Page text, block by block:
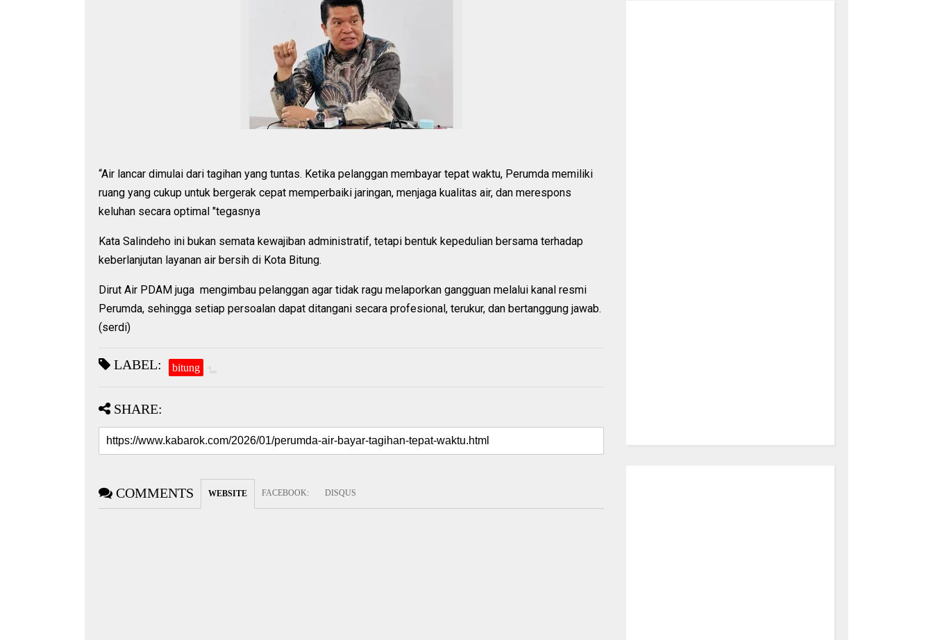
“Air lancar dimulai dari tagihan yang tuntas. Ketika pelanggan membayar tepat waktu, Perumda memiliki
ruang yang cukup untuk bergerak cepat memperbaiki jaringan, menjaga kualitas air, dan merespons
keluhan secara optimal "tegasnya
Kata Salindeho ini bukan semata kewajiban administratif, tetapi bentuk kepedulian bersama terhadap
keberlanjutan layanan air bersih di Kota Bitung.
Dirut Air PDAM juga mengimbau pelanggan agar tidak ragu melaporkan gangguan melalui kanal resmi
Perumda, sehingga setiap persoalan dapat ditangani secara profesional, terukur, dan bertanggung jawab.
(serdi)
LABEL: bitung
SHARE:
COMMENTS WEBSITE FACEBOOK: DISQUS